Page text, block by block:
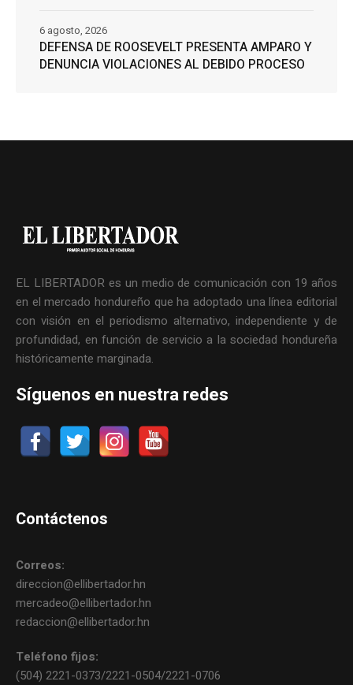
DEFENSA DE ROOSEVELT PRESENTA AMPARO Y
DENUNCIA VIOLACIONES AL DEBIDO PROCESO
6 agosto, 2026
EL LIBERTADOR es un medio de comunicación con 19 años
en el mercado hondureño que ha adoptado una línea editorial
con visión en el periodismo alternativo, independiente y de
profundidad, en función de servicio a la sociedad hondureña
históricamente marginada.
Síguenos en nuestra redes
Contáctenos
Correos:
direccion@ellibertador.hn
mercadeo@ellibertador.hn
redaccion@ellibertador.hn
Teléfono fijos:
(504) 2221-0373/2221-0504/2221-0706